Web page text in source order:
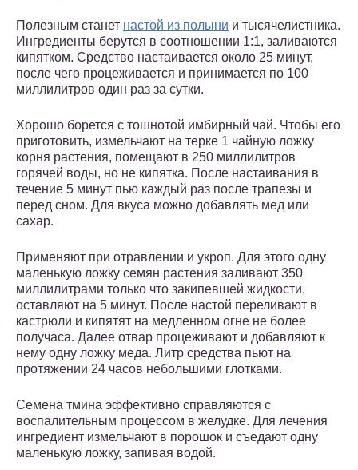
Полезным станет настой из полыни и тысячелистника.
Ингредиенты берутся в соотношении 1:1, заливаются
кипятком. Средство настаивается около 25 минут,
после чего процеживается и принимается по 100
миллилитров один раз за сутки.
Хорошо борется с тошнотой имбирный чай. Чтобы его
приготовить, измельчают на терке 1 чайную ложку
корня растения, помещают в 250 миллилитров
горячей воды, но не кипятка. После настаивания в
течение 5 минут пью каждый раз после трапезы и
перед сном. Для вкуса можно добавлять мед или
сахар.
Применяют при отравлении и укроп. Для этого одну
маленькую ложку семян растения заливают 350
миллилитрами только что закипевшей жидкости,
оставляют на 5 минут. После настой переливают в
кастрюли и кипятят на медленном огне не более
получаса. Далее отвар процеживают и добавляют к
нему одну ложку меда. Литр средства пьют на
протяжении 24 часов небольшими глотками.
Семена тмина эффективно справляются с
воспалительным процессом в желудке. Для лечения
ингредиент измельчают в порошок и съедают одну
маленькую ложку, запивая водой.